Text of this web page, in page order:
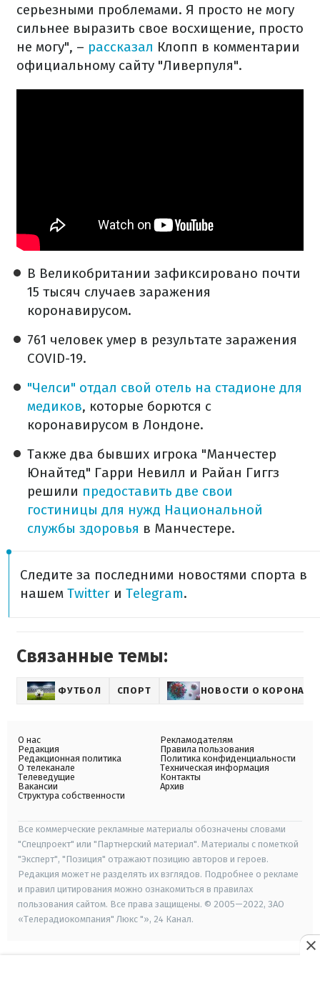
серьезными проблемами. Я просто не могу
сильнее выразить свое восхищение, просто
не могу", – рассказал Клопп в комментарии
официальному сайту "Ливерпуля".
В Великобритании зафиксировано почти
15 тысяч случаев заражения
коронавирусом.
761 человек умер в результате заражения
COVID-19.
"Челси" отдал свой отель на стадионе для
медиков, которые борются с
коронавирусом в Лондоне.
Также два бывших игрока "Манчестер
Юнайтед" Гарри Невилл и Райан Гиггз
решили предоставить две свои
гостиницы для нужд Национальной
службы здоровья в Манчестере.
Следите за последними новостями спорта в
нашем​ Twitter и Telegram.
Связанные темы:
ФУТБОЛ СПОРТ НОВОСТИ О
О нас
Редакция
Редакционная политика
О телеканале
Телеведущие
Вакансии
Структура собственности
Рекламодателям
Правила пользования
Политика конфиденциальности
Техническая информация
Контакты
Архив
Все коммерческие рекламные материалы обозначены словами
"Спецпроект" или "Партнерский материал". Материалы с пометкой
"Эксперт", "Позиция" отражают позицию авторов и героев.
Редакция может не разделять их взглядов. Подробнее о рекламе
и правил цитирования можно ознакомиться в правилах
пользования сайтом. Все права защищены. © 2005—2022, ЗАО
«Телерадиокомпания" Люкс "», 24 Канал.